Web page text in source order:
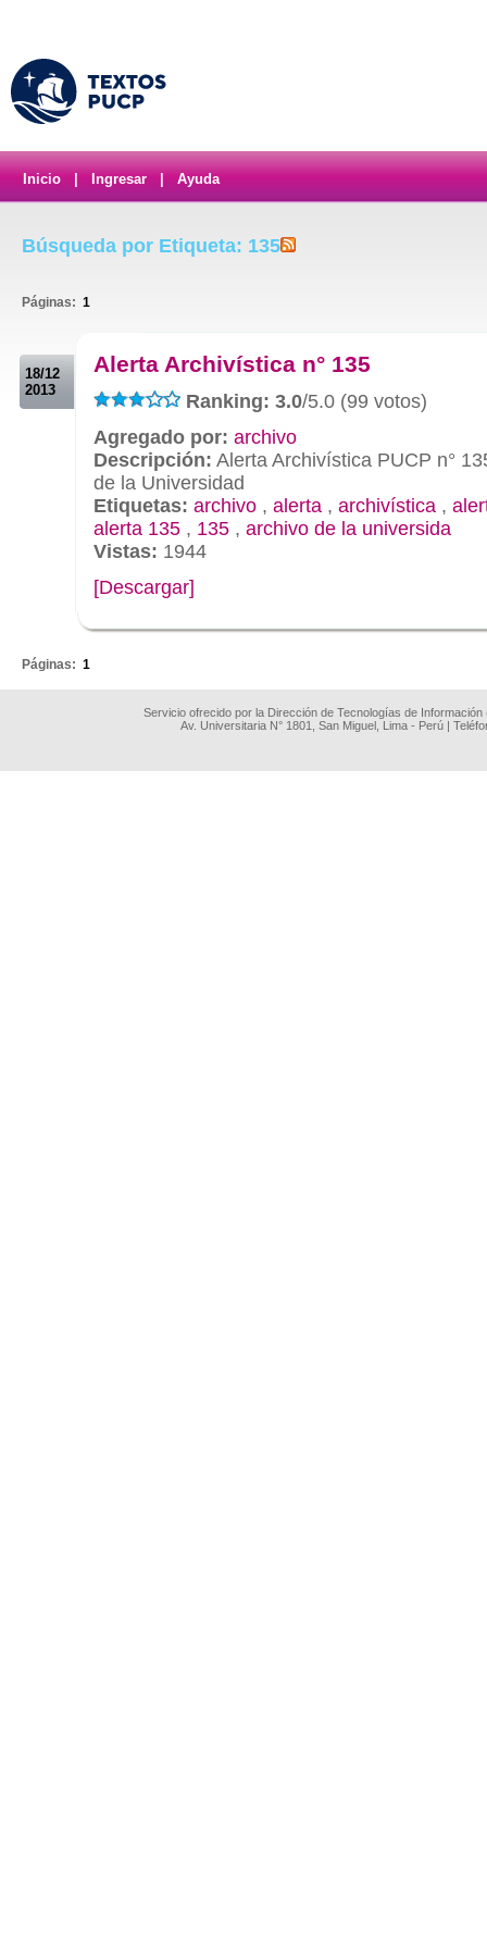
Inicio Ingresar Ayuda
Búsqueda por Etiqueta: 135
Páginas: 1
18/12
2013
Alerta Archivística n° 135
Ranking: 3.0/5.0 (99 votos)
Agregado por: archivo
Descripción: Alerta Archivística PUCP n°
de la Universidad
Etiquetas: archivo , alerta , archivística ,
alerta 135 , 135 , archivo de la universida
Vistas: 1944
[Descargar]
Páginas: 1
Servicio ofrecido por la Dirección de Tecnologías de
Av. Universitaria N° 1801, San Miguel, Lima - Perú |